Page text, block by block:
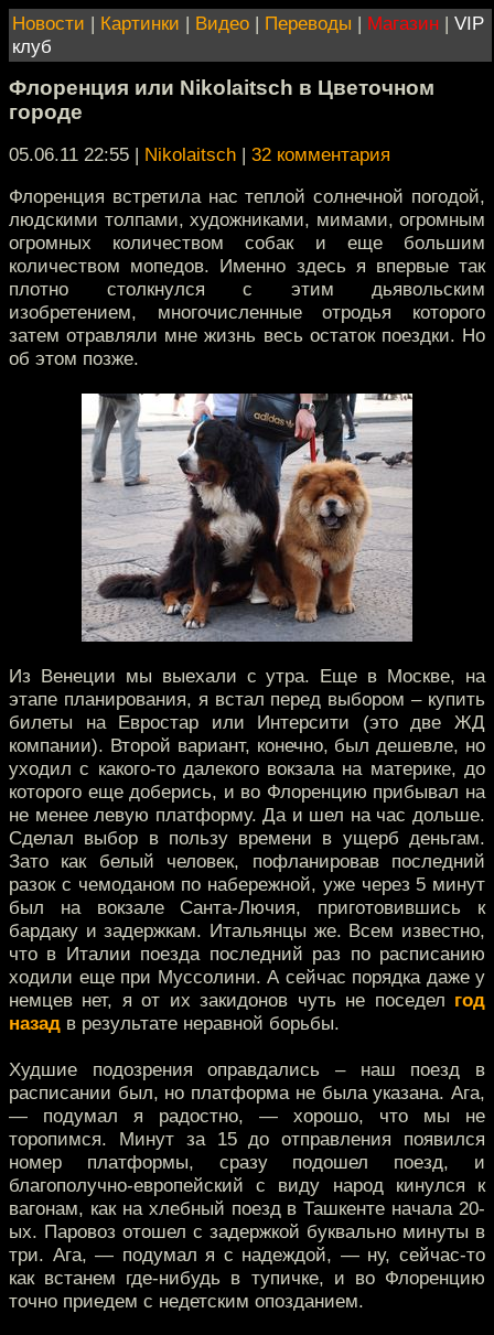
Новости | Картинки | Видео | Переводы | Магазин | VIP
клуб
Флоренция или Nikolaitsch в Цветочном
городе
05.06.11 22:55 | Nikolaitsch | 32 комментария
Флоренция встретила нас теплой солнечной погодой,
людскими толпами, художниками, мимами, огромным
огромных количеством собак и еще большим
количеством мопедов. Именно здесь я впервые так
плотно столкнулся с этим дьявольским
изобретением, многочисленные отродья которого
затем отравляли мне жизнь весь остаток поездки. Но
об этом позже.
Из Венеции мы выехали с утра. Еще в Москве, на
этапе планирования, я встал перед выбором – купить
билеты на Евростар или Интерсити (это две ЖД
компании). Второй вариант, конечно, был дешевле, но
уходил с какого-то далекого вокзала на материке, до
которого еще доберись, и во Флоренцию прибывал на
не менее левую платформу. Да и шел на час дольше.
Сделал выбор в пользу времени в ущерб деньгам.
Зато как белый человек, пофланировав последний
разок с чемоданом по набережной, уже через 5 минут
был на вокзале Санта-Лючия, приготовившись к
бардаку и задержкам. Итальянцы же. Всем известно,
что в Италии поезда последний раз по расписанию
ходили еще при Муссолини. А сейчас порядка даже у
немцев нет, я от их закидонов чуть не поседел год
назад в результате неравной борьбы.
Худшие подозрения оправдались – наш поезд в
расписании был, но платформа не была указана. Ага,
— подумал я радостно, — хорошо, что мы не
торопимся. Минут за 15 до отправления появился
номер платформы, сразу подошел поезд, и
благополучно-европейский с виду народ кинулся к
вагонам, как на хлебный поезд в Ташкенте начала 20-
ых. Паровоз отошел с задержкой буквально минуты в
три. Ага, — подумал я с надеждой, — ну, сейчас-то
как встанем где-нибудь в тупичке, и во Флоренцию
точно приедем с недетским опозданием.